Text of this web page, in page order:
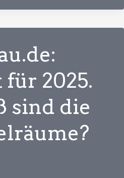
2025.
sind die